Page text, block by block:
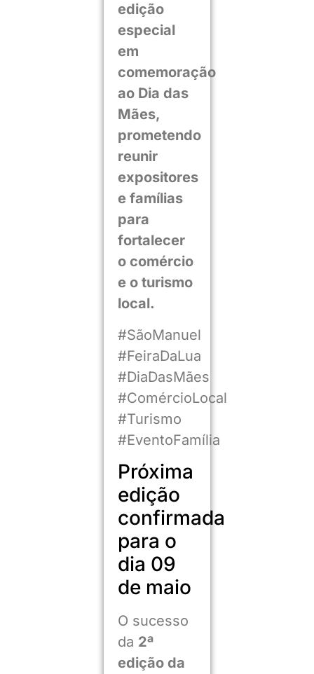
edição
especial
em
comemoração
ao Dia das
Mães,
prometendo
reunir
expositores
e famílias
para
fortalecer
o comércio
e o turismo
local.
#SãoManuel
#FeiraDaLua
#DiaDasMães
#ComércioLocal
#Turismo
#EventoFamília
Próxima
edição
confirmada
para o
dia 09
de maio
O sucesso
da 2ª
edição da